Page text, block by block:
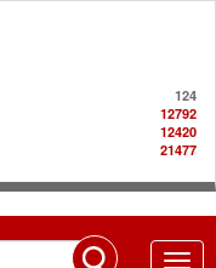
124
12792
12420
21477
Toggle